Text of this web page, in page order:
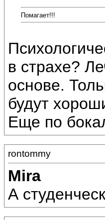
Помагает!!!
в страхе?
основе.
будут
Еще по
rontommy
Mira
А